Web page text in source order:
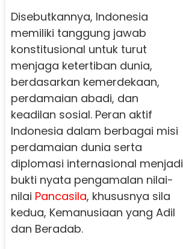
Disebutkannya, Indonesia
memiliki tanggung jawab
konstitusional untuk turut
menjaga ketertiban dunia,
berdasarkan kemerdekaan,
perdamaian abadi, dan
keadilan sosial. Peran aktif
Indonesia dalam berbagai misi
perdamaian dunia serta
diplomasi internasional menjadi
bukti nyata pengamalan nilai-
nilai Pancasila, khususnya sila
kedua, Kemanusiaan yang Adil
dan Beradab.